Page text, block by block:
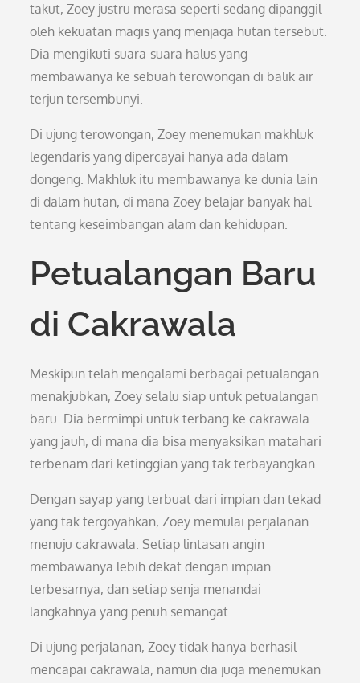
takut, Zoey justru merasa seperti sedang dipanggil
oleh kekuatan magis yang menjaga hutan tersebut.
Dia mengikuti suara-suara halus yang
membawanya ke sebuah terowongan di balik air
terjun tersembunyi.
Di ujung terowongan, Zoey menemukan makhluk
legendaris yang dipercayai hanya ada dalam
dongeng. Makhluk itu membawanya ke dunia lain
di dalam hutan, di mana Zoey belajar banyak hal
tentang keseimbangan alam dan kehidupan.
Petualangan Baru
di Cakrawala
Meskipun telah mengalami berbagai petualangan
menakjubkan, Zoey selalu siap untuk petualangan
baru. Dia bermimpi untuk terbang ke cakrawala
yang jauh, di mana dia bisa menyaksikan matahari
terbenam dari ketinggian yang tak terbayangkan.
Dengan sayap yang terbuat dari impian dan tekad
yang tak tergoyahkan, Zoey memulai perjalanan
menuju cakrawala. Setiap lintasan angin
membawanya lebih dekat dengan impian
terbesarnya, dan setiap senja menandai
langkahnya yang penuh semangat.
Di ujung perjalanan, Zoey tidak hanya berhasil
mencapai cakrawala, namun dia juga menemukan